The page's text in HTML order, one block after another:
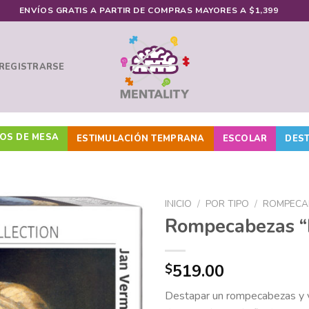
ENVÍOS GRATIS A PARTIR DE COMPRAS MAYORES A $1,399
DE MESA ESTIMULACIÓN TEMPRANA ESCOLAR
Añadir
a la
lista de
deseos
INICIO / POR TIPO /
Rompecabezas
$519.00
Destapar un rompecabezas